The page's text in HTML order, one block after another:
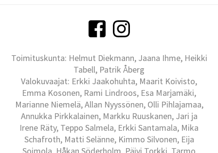
Toimituskunta: Helmut Diekmann, Jaana Ihme, Heikki
Tabell, Patrik Åberg
Valokuvaajat: Erkki Jaakohuhta, Maarit Koivisto,
Emma Kosonen, Rami Lindroos, Esa Marjamäki,
Marianne Niemelä, Allan Nyyssönen, Olli Pihlajamaa,
Annukka Pirkkalainen, Markku Ruuskanen, Jari ja
Irene Räty, Teppo Salmela, Erkki Santamala, Mika
Schafroth, Matti Selänne, Kimmo Silvonen, Eija